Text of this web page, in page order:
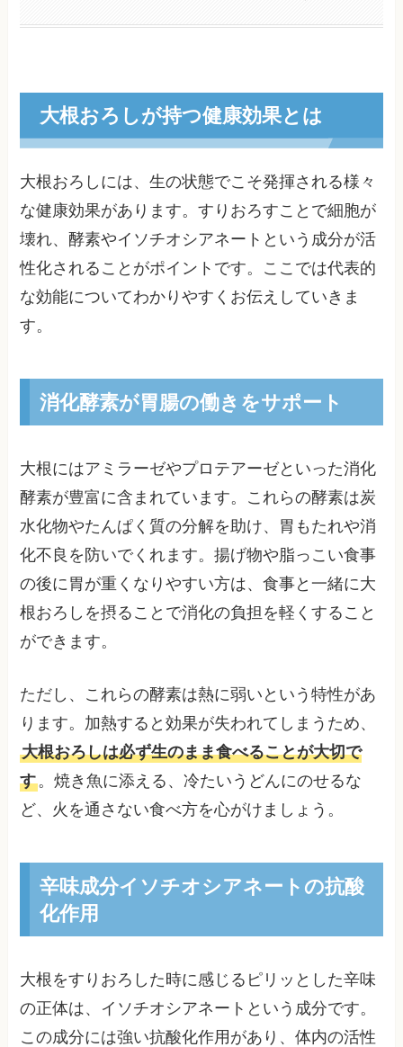
大根おろしが持つ健康効果とは
大根おろしには、生の状態でこそ発揮される様々
な健康効果があります。すりおろすことで細胞が
壊れ、酵素やイソチオシアネートという成分が活
性化されることがポイントです。ここでは代表的
な効能についてわかりやすくお伝えしていきま
す。
消化酵素が胃腸の働きをサポート
大根にはアミラーゼやプロテアーゼといった消化
酵素が豊富に含まれています。これらの酵素は炭
水化物やたんぱく質の分解を助け、胃もたれや消
化不良を防いでくれます。揚げ物や脂っこい食事
の後に胃が重くなりやすい方は、食事と一緒に大
根おろしを摂ることで消化の負担を軽くすること
ができます。
ただし、これらの酵素は熱に弱いという特性があ
ります。加熱すると効果が失われてしまうため、
大根おろしは必ず生のまま食べることが大切で
す。焼き魚に添える、冷たいうどんにのせるな
ど、火を通さない食べ方を心がけましょう。
辛味成分イソチオシアネートの抗酸
化作用
大根をすりおろした時に感じるピリッとした辛味
の正体は、イソチオシアネートという成分です。
この成分には強い抗酸化作用があり、体内の活性